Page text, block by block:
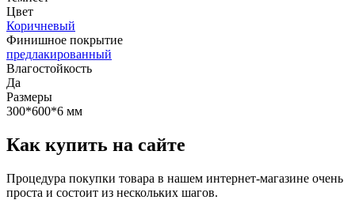
Цвет
Коричневый
Финишное покрытие
предлакированный
Влагостойкость
Да
Размеры
300*600*6 мм
Как купить на сайте
Процедура покупки товара в нашем интернет-магазине очень
проста и состоит из нескольких шагов.